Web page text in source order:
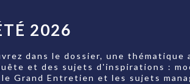
2026
dans le dossier, une thématique
et des sujets d'inspirations :
Grand Entretien et les sujets